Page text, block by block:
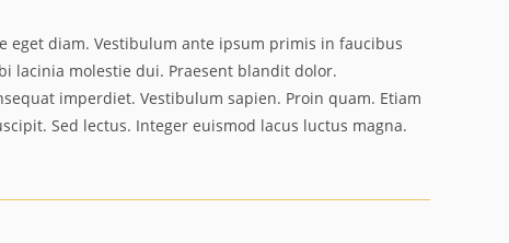
eget diam. Vestibulum ante ipsum primis in faucibus
lacinia molestie dui. Praesent blandit dolor.
imperdiet. Vestibulum sapien. Proin quam. Etiam
Sed lectus. Integer euismod lacus luctus magna.